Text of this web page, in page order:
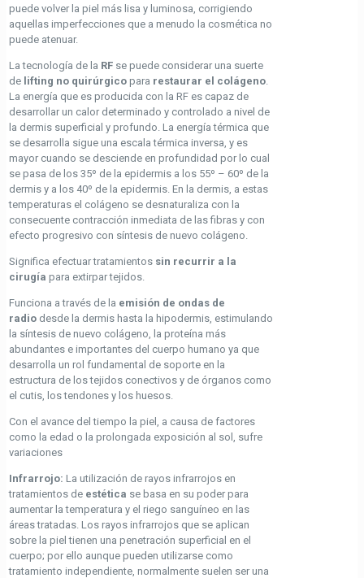
puede volver la piel más lisa y luminosa, corrigiendo
aquellas imperfecciones que a menudo la cosmética no
puede atenuar.
La tecnología de la RF se puede considerar una suerte
de lifting no quirúrgico para restaurar el colágeno
La energía que es producida con la RF es capaz de
desarrollar un calor determinado y controlado a nivel de
la dermis superficial y profundo. La energía térmica que
se desarrolla sigue una escala térmica inversa, y es
mayor cuando se desciende en profundidad por lo cual
se pasa de los 35º de la epidermis a los 55º – 60º de la
dermis y a los 40º de la epidermis. En la dermis, a estas
temperaturas el colágeno se desnaturaliza con la
consecuente contracción inmediata de las fibras y con
efecto progresivo con síntesis de nuevo colágeno.
Significa efectuar tratamientos sin recurrir a la
cirugía para extirpar tejidos.
Funciona a través de la emisión de ondas de
radio desde la dermis hasta la hipodermis, estimulando
la síntesis de nuevo colágeno, la proteína más
abundantes e importantes del cuerpo humano ya que
desarrolla un rol fundamental de soporte en la
estructura de los tejidos conectivos y de órganos como
el cutis, los tendones y los huesos.
Con el avance del tiempo la piel, a causa de factores
como la edad o la prolongada exposición al sol, sufre
variaciones
Infrarrojo: La utilización de rayos infrarrojos en
tratamientos de estética se basa en su poder para
aumentar la temperatura y el riego sanguíneo en las
áreas tratadas. Los rayos infrarrojos que se aplican
sobre la piel tienen una penetración superficial en el
cuerpo; por ello aunque pueden utilizarse como
tratamiento independiente, normalmente suelen ser una